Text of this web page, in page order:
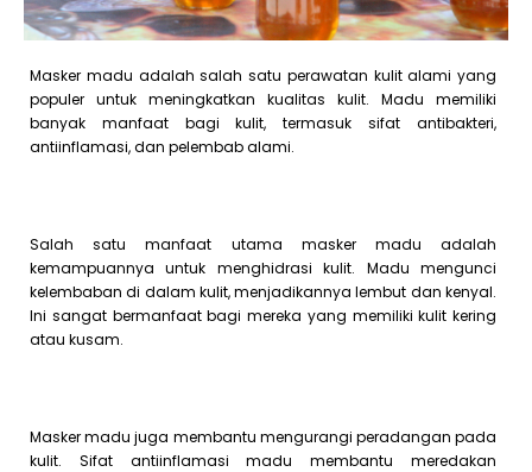
Masker madu adalah salah satu perawatan kulit alami yang
populer untuk meningkatkan kualitas kulit. Madu memiliki
banyak manfaat bagi kulit, termasuk sifat antibakteri,
antiinflamasi, dan pelembab alami.
Salah satu manfaat utama masker madu adalah
kemampuannya untuk menghidrasi kulit. Madu mengunci
kelembaban di dalam kulit, menjadikannya lembut dan kenyal.
Ini sangat bermanfaat bagi mereka yang memiliki kulit kering
atau kusam.
Masker madu juga membantu mengurangi peradangan pada
kulit. Sifat antiinflamasi madu membantu meredakan